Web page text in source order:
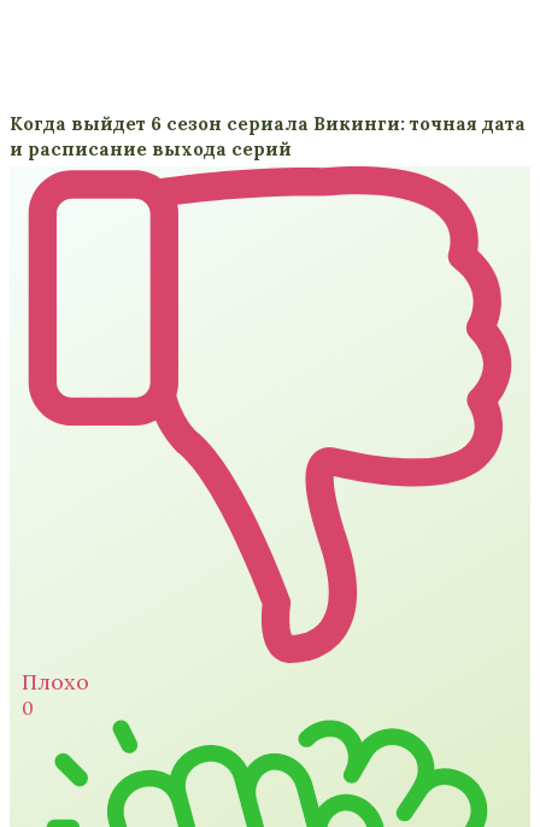
Когда выйдет 6 сезон сериала Викинги: точная дата
и расписание выхода серий
Плохо
0